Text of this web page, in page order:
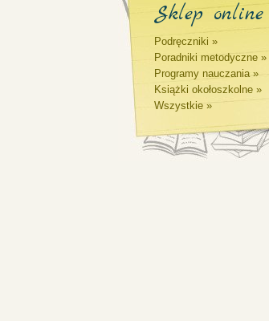
Sklep online
Podręczniki »
Poradniki metodyczne »
Programy nauczania »
Książki okołoszkolne »
Wszystkie »